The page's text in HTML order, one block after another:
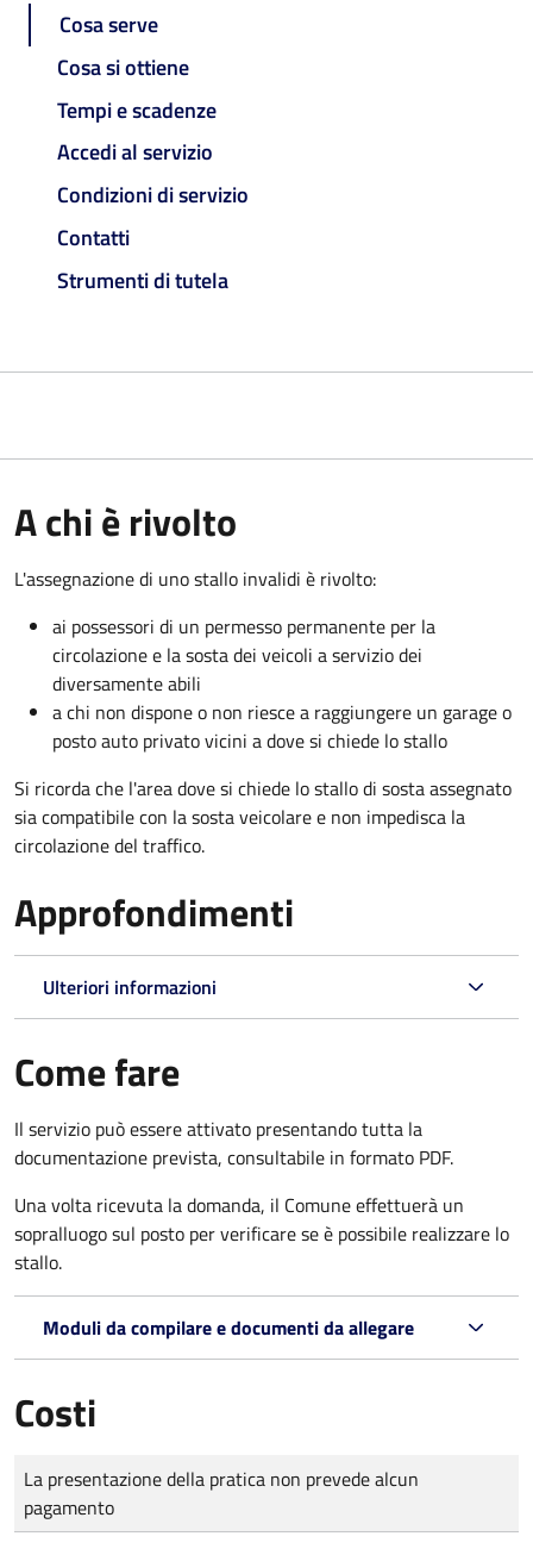
Cosa serve
Cosa si ottiene
Tempi e scadenze
Accedi al servizio
Condizioni di servizio
Contatti
Strumenti di tutela
A chi è rivolto
L'assegnazione di uno stallo invalidi è rivolto:
ai possessori di un permesso permanente per la
circolazione e la sosta dei veicoli a servizio dei
diversamente abili
a chi non dispone o non riesce a raggiungere un garage o
posto auto privato vicini a dove si chiede lo stallo
Si ricorda che l'area dove si chiede lo stallo di sosta assegnato
sia compatibile con la sosta veicolare e non impedisca la
circolazione del traffico.
Approfondimenti
Ulteriori informazioni
Come fare
Il servizio può essere attivato presentando tutta la
documentazione prevista, consultabile in formato PDF.
Una volta ricevuta la domanda, il Comune effettuerà un
sopralluogo sul posto per verificare se è possibile realizzare lo
stallo.
Moduli da compilare e documenti da allegare
Costi
Tipo di pagamento
Importo
La presentazione della pratica non prevede alcun
pagamento